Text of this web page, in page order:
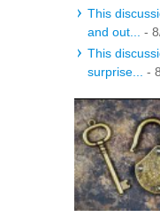
This
and out...
-
This
surprise...
-